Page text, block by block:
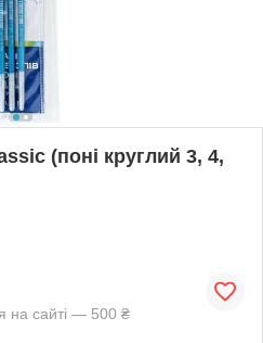
(поні круглий 3, 4,
на сайті — 500 ₴